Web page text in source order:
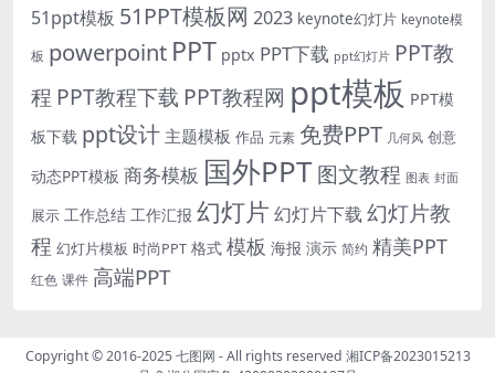
51ppt模板 51PPT模板网 2023 keynote幻灯片 keynote模
板 powerpoint PPT pptx PPT下载 ppt幻灯片 PPT教
程 PPT教程下载 PPT教程网 ppt模板 PPT模
板下载 ppt设计 主题模板 作品 元素 免费PPT 几何风 创意
动态PPT模板 商务模板 国外PPT图文教程 图表 封面
展示 工作总结 工作汇报 幻灯片 幻灯片下载 幻灯片教
程 幻灯片模板 时尚PPT 格式 模板 海报 演示 简约 精美PPT
红色 课件 高端PPT
Copyright © 2016-2025七图网 - All rights reserved 湘ICP备2023015213